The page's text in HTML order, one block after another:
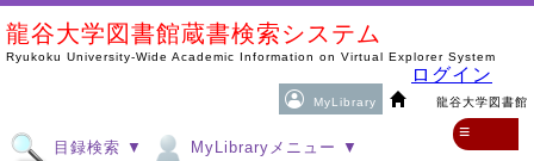
龍谷大学図書館蔵書検索システム
Ryukoku University-Wide Academic Information on Virtual Explorer System
MyLibrary 龍谷大学図書館
ログイン
目録検索 ▼ MyLibraryメニュー ▼
≡